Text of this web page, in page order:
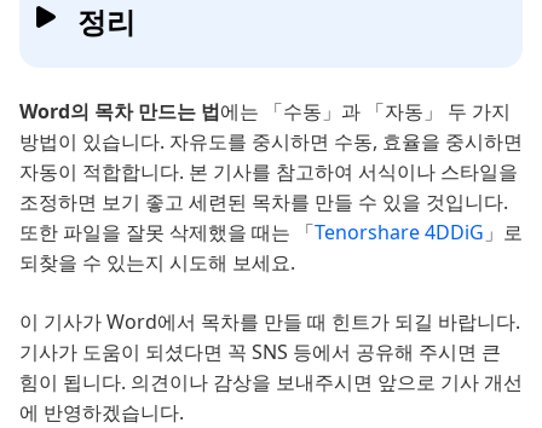
정리
Word의 목차 만드는 법에는 「수동」과 「자동」 두 가지
방법이 있습니다. 자유도를 중시하면 수동, 효율을 중시하면
자동이 적합합니다. 본 기사를 참고하여 서식이나 스타일을
조정하면 보기 좋고 세련된 목차를 만들 수 있을 것입니다.
또한 파일을 잘못 삭제했을 때는 「Tenorshare 4DDiG 」로
되찾을 수 있는지 시도해 보세요.
이 기사가 Word에서 목차를 만들 때 힌트가 되길 바랍니다.
기사가 도움이 되셨다면 꼭 SNS 등에서 공유해 주시면 큰
힘이 됩니다. 의견이나 감상을 보내주시면 앞으로 기사 개선
에 반영하겠습니다.